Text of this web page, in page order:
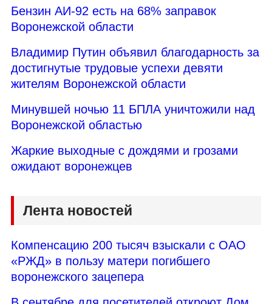
Бензин АИ-92 есть на 68% заправок
Воронежской области
Владимир Путин объявил благодарность за
достигнутые трудовые успехи девяти
жителям Воронежской области
Минувшей ночью 11 БПЛА уничтожили над
Воронежской областью
Жаркие выходные с дождями и грозами
ожидают воронежцев
Лента новостей
Компенсацию 200 тысяч взыскали с ОАО
«РЖД» в пользу матери погибшего
воронежского зацепера